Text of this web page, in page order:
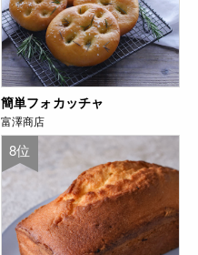
簡単フォカッチャ
富澤商店
8位